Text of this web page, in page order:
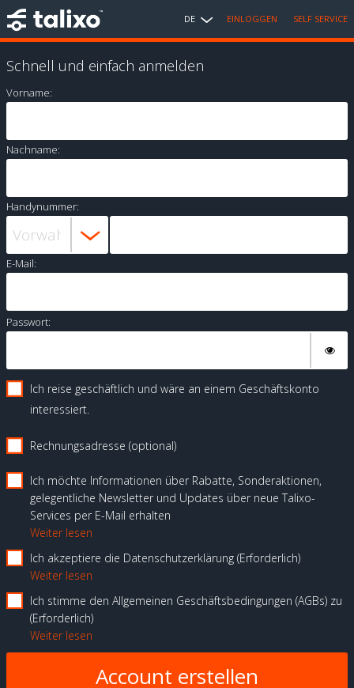
DE EINLOGGEN SELF SERVICE
Schnell und einfach anmelden
Vorname:
Nachname:
Handynummer:
E-Mail:
Passwort:
Ich reise geschäftlich und wäre an einem Geschäftskonto
interessiert.
Rechnungsadresse (optional)
Ich möchte Informationen über Rabatte, Sonderaktionen,
gelegentliche Newsletter und Updates über neue Talixo-
Services per E-Mail erhalten
Weiter lesen
Ich akzeptiere die Datenschutzerklärung Erforderlich
Weiter lesen
Ich stimme den Allgemeinen Geschäftsbedingungen (AGBs) zu
Erforderlich
Weiter lesen